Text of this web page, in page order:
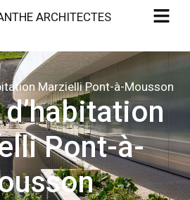
ARCHITECTES
Marzielli Pont-à-Mousson
Pont-à-